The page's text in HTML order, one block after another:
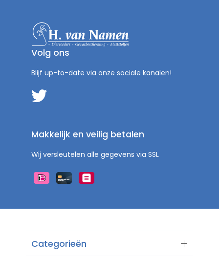
Volg ons
Blijf up-to-date via onze sociale kanalen!
Makkelijk en veilig betalen
Wij versleutelen alle gegevens via SSL
Categorieën